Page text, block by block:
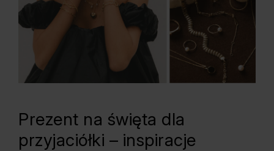
Prezent na święta dla
przyjaciółki – inspiracje